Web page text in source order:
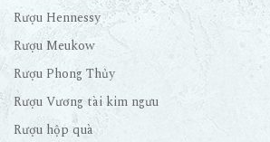
Rượu Hennessy
Rượu Meukow
Rượu Phong Thủy
Rượu Vương tài kim ngưu
Rượu hộp quà